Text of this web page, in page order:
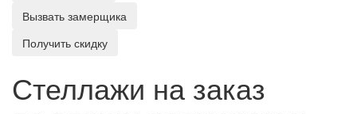
Вызвать замерщика
Получить скидку
Стеллажи на заказ